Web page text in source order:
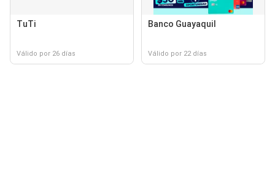
TuTi
Válido por 26 días
Banco Guayaquil
Válido por 22 días